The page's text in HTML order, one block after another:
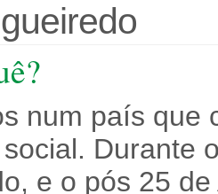
num país que
Durante
e o pós 25